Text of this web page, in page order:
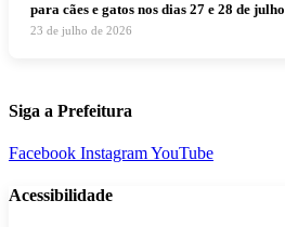
para cães e gatos nos dias 27 e 28 de julho
23 de julho de 2026
Siga a Prefeitura
Facebook InstagramYouTube
Acessibilidade